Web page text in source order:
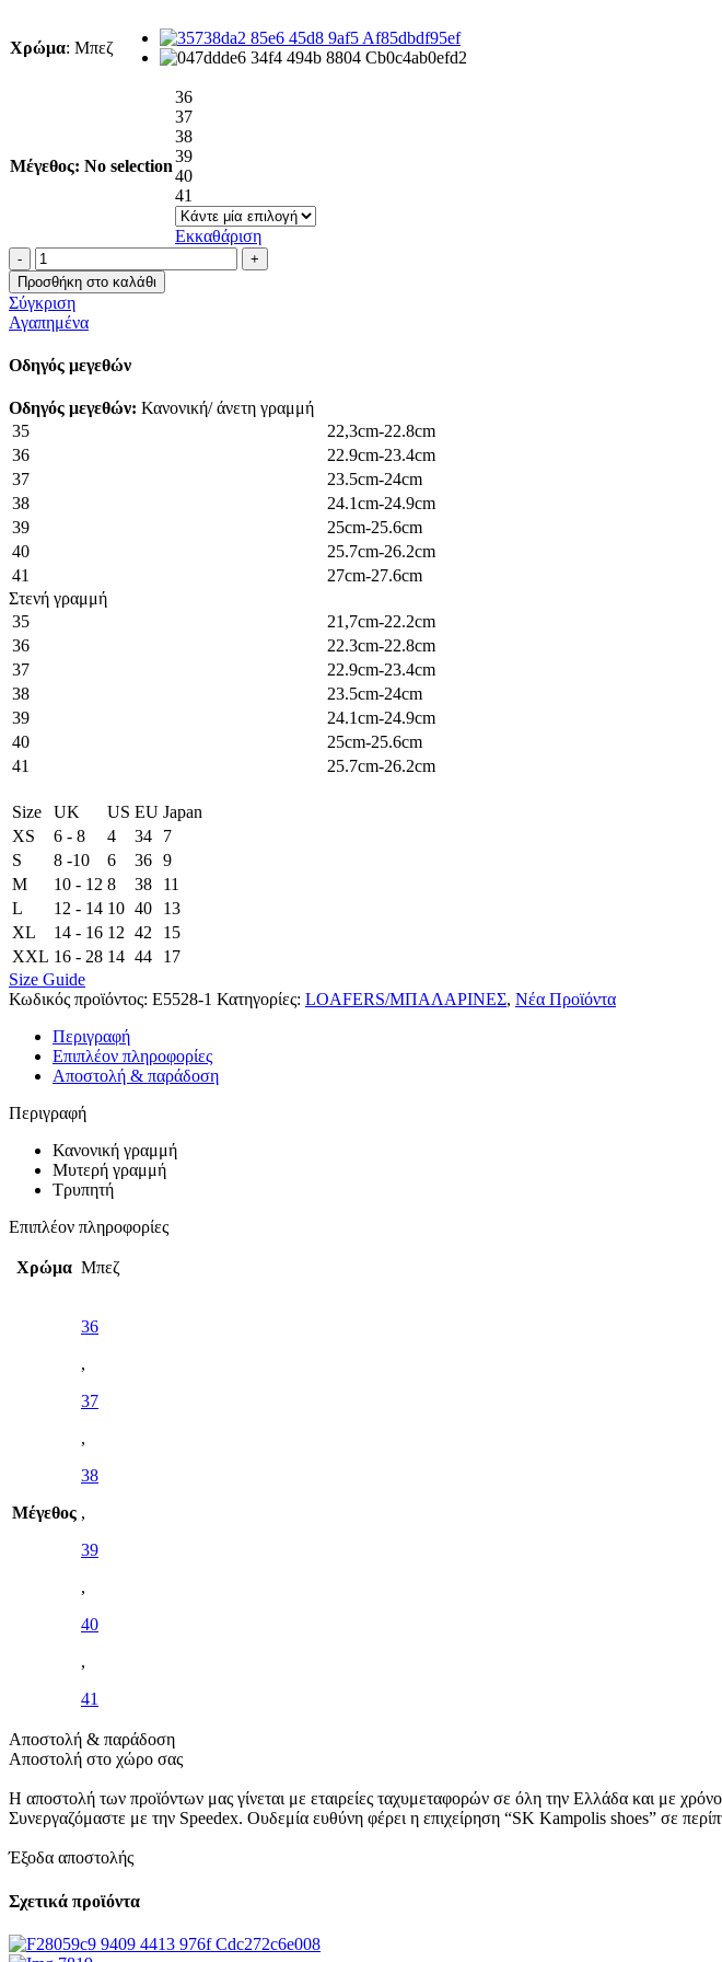
Χρώμα: Μπεζ
Μέγεθος: No selection
36
37
38
39
40
41
Εκκαθάριση
Μπαλαρίνα
μυτερή
πλεκτή
ποσότητα
Προσθήκη στο καλάθι
Σύγκριση
Αγαπημένα
Οδηγός μεγεθών
Οδηγός μεγεθών: Κανονική/ άνετη γραμμή
35
22,3cm-22.8cm
36
22.9cm-23.4cm
37
23.5cm-24cm
38
24.1cm-24.9cm
39
25cm-25.6cm
40
25.7cm-26.2cm
41
27cm-27.6cm
Στενή γραμμή
35
21,7cm-22.2cm
36
22.3cm-22.8cm
37
22.9cm-23.4cm
38
23.5cm-24cm
39
24.1cm-24.9cm
40
25cm-25.6cm
41
25.7cm-26.2cm
Size UK US EU Japan
XS
6 - 8 4 34
7
S
8 -10 6 36 9
M
10 - 12 8 38
11
L
12 - 14 10 40
13
XL
14 - 16 12 42
15
XXL 16 - 28 14 44
17
Size Guide
Κωδικός προϊόντος: E5528-1 Κατηγορίες: LOAFERS/ΜΠΑΛΑΡΙΝΕΣ, Νέα Προϊόντα
Περιγραφή
Επιπλέον πληροφορίες
Αποστολή & παράδοση
Περιγραφή
Κανονική γραμμή
Μυτερή γραμμή
Τρυπητή
Επιπλέον πληροφορίες
Χρώμα Μπεζ
Μέγεθος
36
,
37
,
38
,
39
,
40
,
41
Αποστολή & παράδοση
Αποστολή στο χώρο σας
Η αποστολή των προϊόντων μας γίνεται με εταιρείες ταχυμεταφορών σε όλη την Ελλάδα και με
Συνεργαζόμαστε με την Speedex. Oυδεμία ευθύνη φέρει η επιχείρηση “SK Kampolis shoes” σε
Έξοδα αποστολής
Σχετικά προϊόντα